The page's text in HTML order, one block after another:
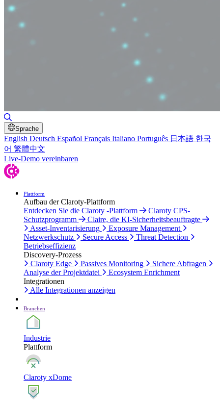
Sprache
English Deutsch Español Français Italiano Português 日本語 한국
어 繁體中文
Live-Demo vereinbaren
Plattform
Aufbau der Claroty-Plattform
Entdecken Sie die Claroty -Plattform
Claroty CPS-
Schutzprogramm
Claire, die KI-Sicherheitsbeauftragte
Asset-Inventarisierung
Exposure Management
Netzwerkschutz
Secure Access
Threat Detection
Betriebseffizienz
Discovery-Prozess
Claroty Edge
Passives Monitoring
Sichere Abfragen
Analyse der Projektdatei
Ecosystem Enrichment
Integrationen
Alle Integrationen anzeigen
Branchen
Industrie
Plattform
Claroty xDome